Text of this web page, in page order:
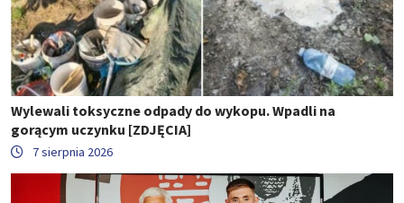
Wylewali toksyczne odpady do wykopu. Wpadli na
gorącym uczynku [ZDJĘCIA]
7 sierpnia 2026